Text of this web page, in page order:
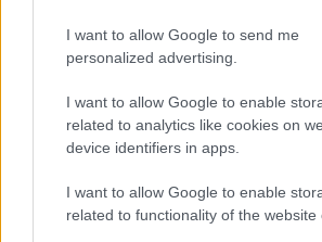
I want to allow Google to send me
personalized advertising.
I want to allow Google to enable
related to analytics like cookies on
device identifiers in apps.
I want to allow Google to enable
related to functionality of the website